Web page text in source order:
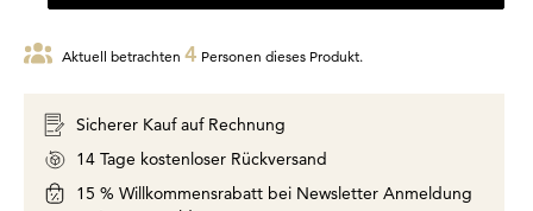
Aktuell betrachten 4 Personen dieses Produkt.
Sicherer Kauf auf Rechnung
14 Tage kostenloser Rückversand
15 % Willkommensrabatt bei Newsletter Anmeldung